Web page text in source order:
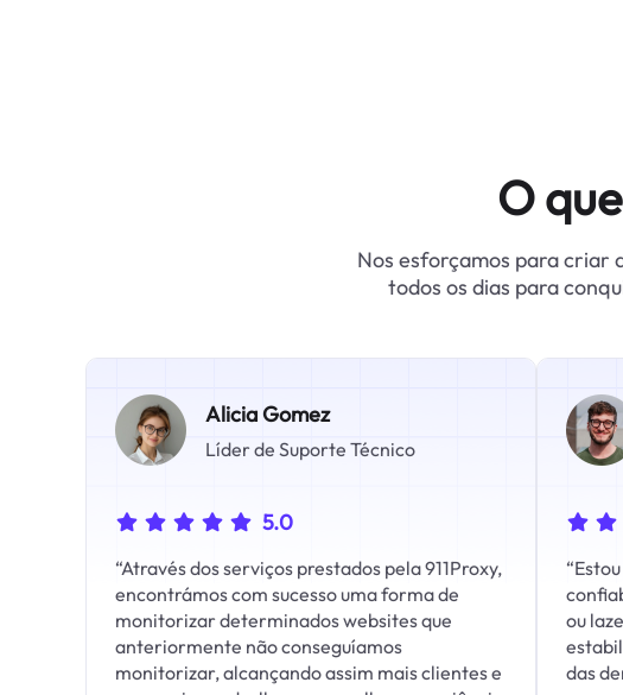
O
Nos esforçamos para criar
todos os dias para
Alicia Gomez
Líder de Suporte Técnico
5.0
“Através dos serviços prestados pela 911Proxy,
encontrámos com sucesso uma forma de
monitorizar determinados websites que
anteriormente não conseguíamos
monitorizar, alcançando assim mais clientes e
ou
das